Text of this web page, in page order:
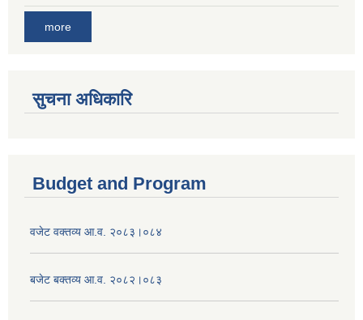
more
सुचना अधिकारि
Budget and Program
वजेट वक्तव्य आ.व. २०८३।०८४
बजेट बक्तव्य आ.व. २०८२।०८३